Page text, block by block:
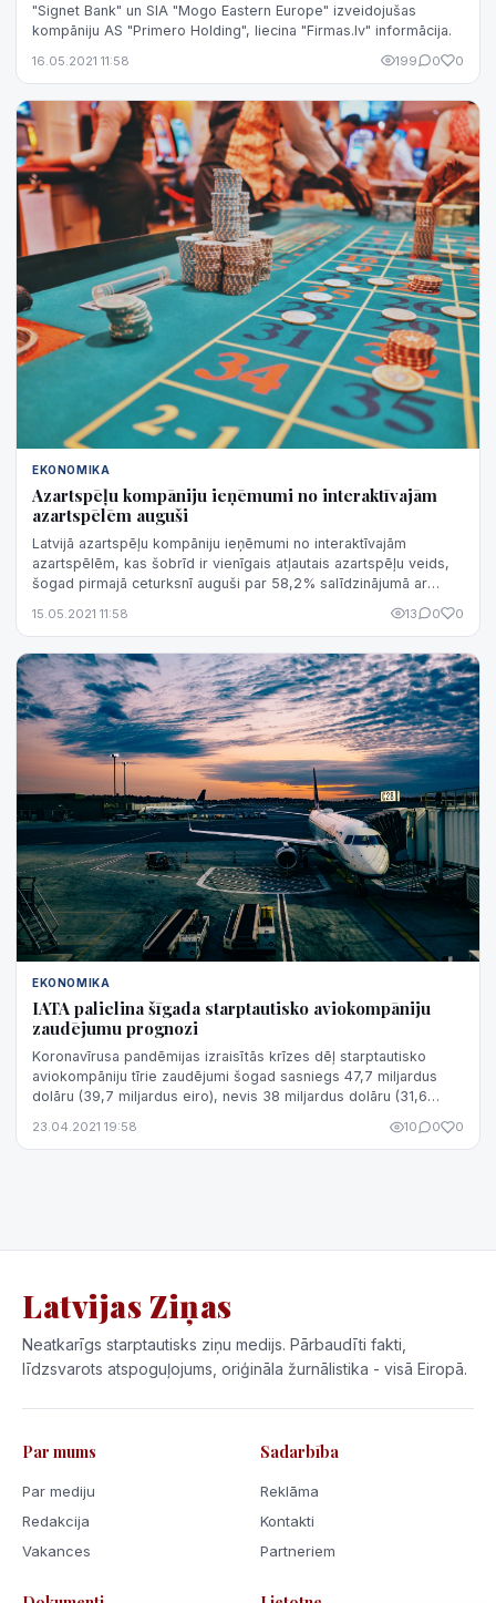
"Signet Bank" un SIA "Mogo Eastern Europe" izveidojušas
kompāniju AS "Primero Holding", liecina "Firmas.lv" informācija.
16.05.2021 11:58 199 0 0
EKONOMIKA
Azartspēļu kompāniju ieņēmumi no interaktīvajām
azartspēlēm auguši
Latvijā azartspēļu kompāniju ieņēmumi no interaktīvajām
azartspēlēm, kas šobrīd ir vienīgais atļautais azartspēļu veids,
šogad pirmajā ceturksnī auguši par 58,2% salīdzinājumā ar
15.05.2021 11:58 13 0 0
EKONOMIKA
IATA palielina šīgada starptautisko aviokompāniju
zaudējumu prognozi
Koronavīrusa pandēmijas izraisītās krīzes dēļ starptautisko
aviokompāniju tīrie zaudējumi šogad sasniegs 47,7 miljardus
dolāru (39,7 miljardus eiro), nevis 38 miljardus dolāru (31,6
23.04.2021 19:58 10 0 0
Latvijas Ziņas
Neatkarīgs starptautisks ziņu medijs. Pārbaudīti fakti,
līdzsvarots atspoguļojums, oriģināla žurnālistika - visā Eiropā.
Par mums
Par mediju
Redakcija
Vakances
Sadarbība
Reklāma
Kontakti
Partneriem